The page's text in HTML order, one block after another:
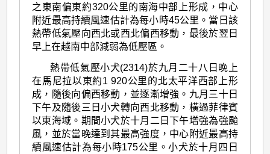
之東南偏東約320公里的南海中部上形成，中心
附近最高持續風速估計為每小時45公里。當日該
熱帶低氣壓向西北或西北偏西移動，最後於翌日
早上在越南中部減弱為低壓區。
熱帶低氣壓小犬(2314)於九月二十八日晚上
在馬尼拉以東約1 920公里的北太平洋西部上形
成，隨後向偏西移動，並逐漸增強。九月三十日
下午及隨後三日小犬轉向西北移動，橫過菲律賓
以東海域。期間小犬於十月二日下午增強為強颱
風，並於當晚達到其最高強度，中心附近最高持
續風速估計為每小時175公里。小犬於十月四日